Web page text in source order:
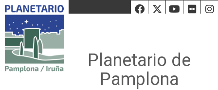
Facebook
Twiiter
Planetario de
Pamplona